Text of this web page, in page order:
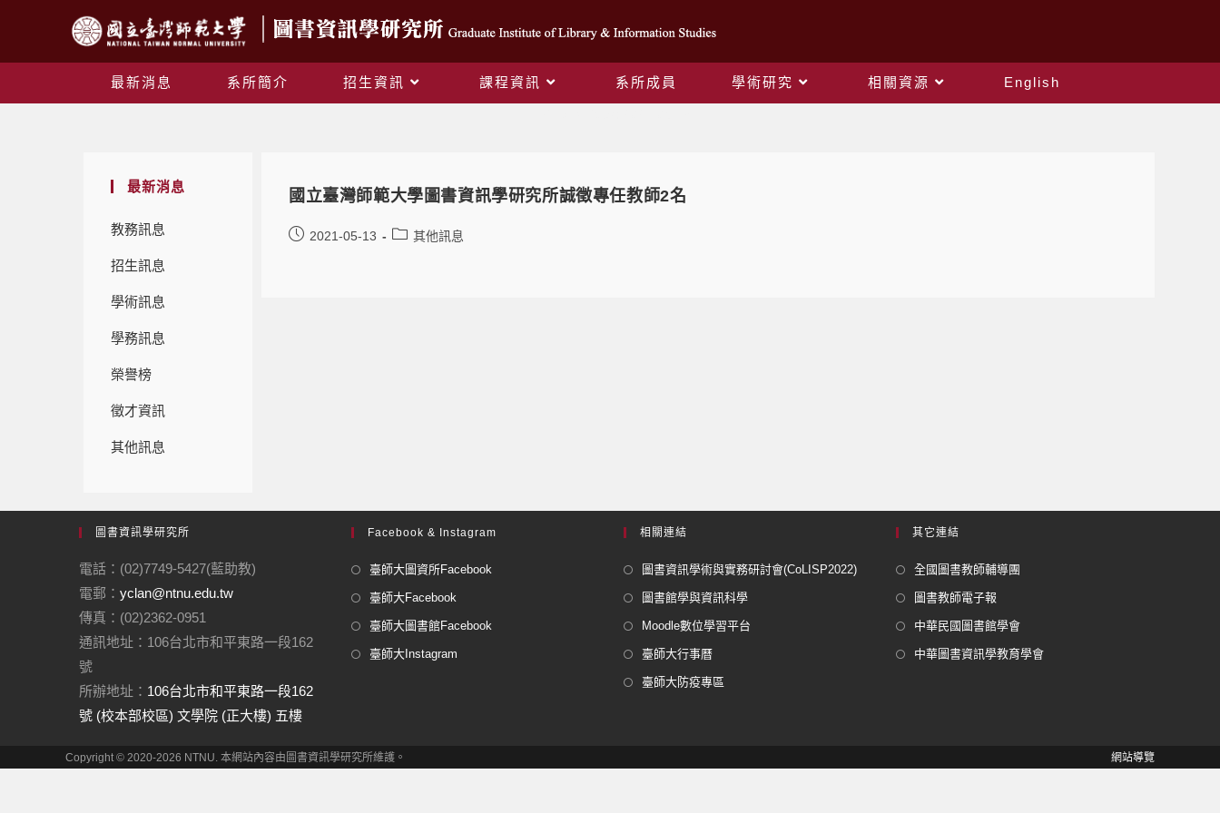
最新消息 系所簡介 招生資訊 課程資訊 系所成員 學術研究 相關資源 English
最新消息
教務訊息
招生訊息
學術訊息
學務訊息
榮譽榜
徵才資訊
其他訊息
國立臺灣師範大學圖書資訊學研究所誠徵專任教師2名
2021-05-13 其他訊息
圖書資訊學研究所
電話：(02)7749-5427(藍助教)
電郵： yclan@ntnu.edu.tw
傳真：(02)2362-0951
通訊地址：106台北市和平東路一段162
號
所辦地址： 106台北市和平東路一段162
號 (校本部校區) 文學院 (正大樓) 五樓
Facebook & Instagram
臺師大圖資所Facebook
臺師大Facebook
臺師大圖書館Facebook
臺師大Instagram
相關連結
圖書資訊學術與實務研討會(CoLISP2022)
圖書館學與資訊科學
Moodle數位學習平台
臺師大行事曆
臺師大防疫專區
其它連結
全國圖書教師輔導團
圖書教師電子報
中華民國圖書館學會
中華圖書資訊學教育學會
網站導覽
Copyright © 2020-2026 NTNU. 本網站內容由圖書資訊學研究所維護。